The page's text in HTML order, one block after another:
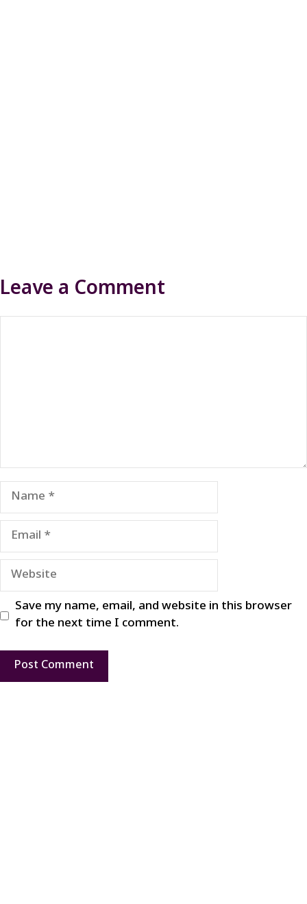
Leave a Comment
Name
Email
Website
Save my name, email, and website in this browser
for the next time I comment.